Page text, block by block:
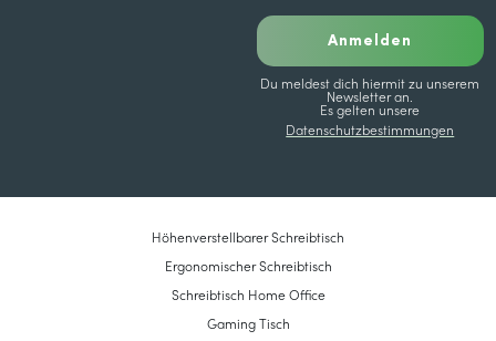
Anmelden
Du meldest dich hiermit zu unserem
Newsletter an.
Es gelten unsere
Datenschutzbestimmungen
Höhenverstellbarer Schreibtisch
Ergonomischer Schreibtisch
Schreibtisch Home Office
Gaming Tisch